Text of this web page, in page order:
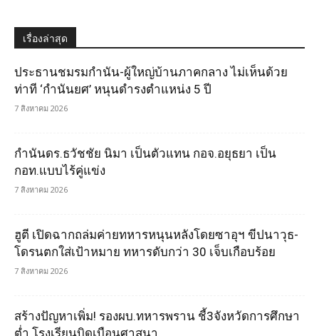
เรื่องล่าสุด
ประธานชมรมกำนัน-ผู้ใหญ่บ้านภาคกลาง ไม่เห็นด้วย
ท่าที ‘กำนันยศ’ หนุนดำรงตำแหน่ง 5 ปี
7 สิงหาคม 2026
กำนันดร.ธวัชชัย นิมา เป็นตัวแทน กอจ.อยุธยา เป็น
กอท.แบบไร้คู่แข่ง
7 สิงหาคม 2026
ฮูตี เปิดฉากถล่มค่ายทหารหนุนหลังโดยซาอุฯ ขีปนาวุธ-
โดรนตกใส่เป้าหมาย ทหารดับกว่า 30 เจ็บเกือบร้อย
7 สิงหาคม 2026
สร้างปัญหาเพิ่ม! รองผบ.ทหารพราน ชี้3จังหวัดการศึกษา
ต่ำ โรงเรียนบิดเบือนศาสนา